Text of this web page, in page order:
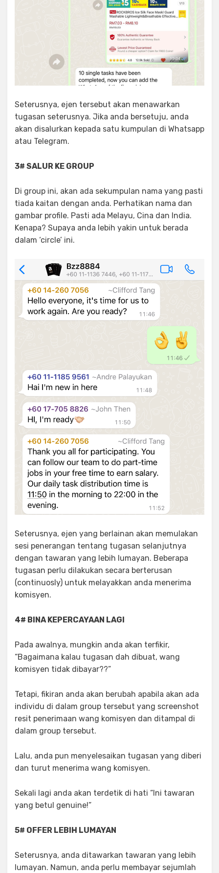
Seterusnya, ejen tersebut akan menawarkan
tugasan seterusnya. Jika anda bersetuju, anda
akan disalurkan kepada satu kumpulan di Whatsapp
atau Telegram.
3# SALUR KE GROUP
Di group ini, akan ada sekumpulan nama yang pasti
tiada kaitan dengan anda. Perhatikan nama dan
gambar profile. Pasti ada Melayu, Cina dan India.
Kenapa? Supaya anda lebih yakin untuk berada
dalam ‘circle’ ini.
Seterusnya, ejen yang berlainan akan memulakan
sesi penerangan tentang tugasan selanjutnya
dengan tawaran yang lebih lumayan. Beberapa
tugasan perlu dilakukan secara berterusan
(continuosly) untuk melayakkan anda menerima
komisyen.
4# BINA KEPERCAYAAN LAGI
Pada awalnya, mungkin anda akan terfikir,
“Bagaimana kalau tugasan dah dibuat, wang
komisyen tidak dibayar??”
Tetapi, fikiran anda akan berubah apabila akan ada
individu di dalam group tersebut yang screenshot
resit penerimaan wang komisyen dan ditampal di
dalam group tersebut.
Lalu, anda pun menyelesaikan tugasan yang diberi
dan turut menerima wang komisyen.
Sekali lagi anda akan terdetik di hati “Ini tawaran
yang betul genuine!”
5# OFFER LEBIH LUMAYAN
Seterusnya, anda ditawarkan tawaran yang lebih
lumayan. Namun, anda perlu membayar sejumlah